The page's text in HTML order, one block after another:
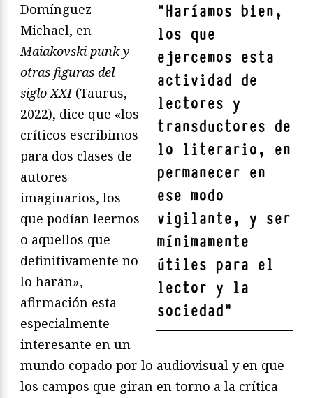
"Haríamos bien,
los que
ejercemos esta
actividad de
lectores y
transductores de
lo literario, en
permanecer en
ese modo
vigilante, y ser
mínimamente
útiles para el
lector y la
sociedad"
Domínguez
Michael, en
Maiakovski punk y
otras figuras del
siglo XXI (Taurus,
2022), dice que «los
críticos escribimos
para dos clases de
autores
imaginarios, los
que podían leernos
o aquellos que
definitivamente no
lo harán»,
afirmación esta
especialmente
interesante en un
mundo copado por lo audiovisual y en que
los campos que giran en torno a la crítica